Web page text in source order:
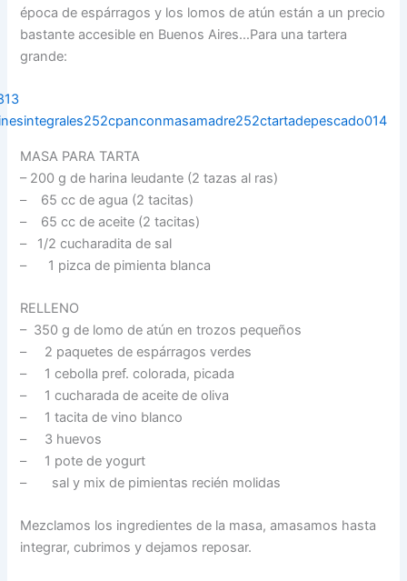
época de espárragos y los lomos de atún están a un precio
bastante accesible en Buenos Aires…Para una tartera
grande:
MASA PARA TARTA
– 200 g de harina leudante (2 tazas al ras)
– 65 cc de agua (2 tacitas)
– 65 cc de aceite (2 tacitas)
– 1/2 cucharadita de sal
– 1 pizca de pimienta blanca
RELLENO
– 350 g de lomo de atún en trozos pequeños
– 2 paquetes de espárragos verdes
– 1 cebolla pref. colorada, picada
– 1 cucharada de aceite de oliva
– 1 tacita de vino blanco
– 3 huevos
– 1 pote de yogurt
– sal y mix de pimientas recién molidas
Mezclamos los ingredientes de la masa, amasamos hasta
integrar, cubrimos y dejamos reposar.